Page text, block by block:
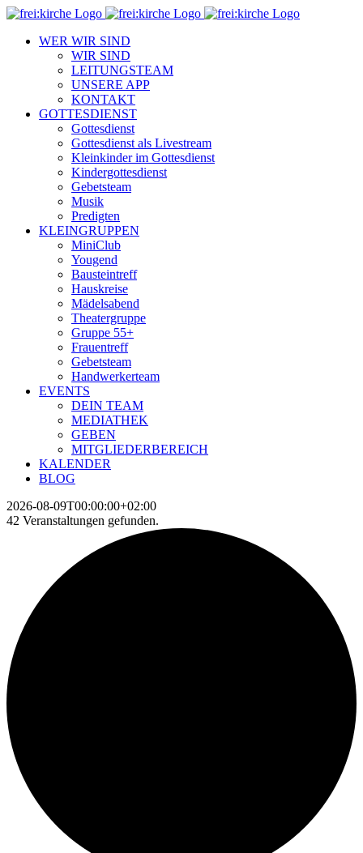
Zum
springenWER WIR SIND
WIR SIND
LEITUNGSTEAM
UNSERE APP
KONTAKT
GOTTESDIENST
Gottesdienst
Gottesdienst als Livestream
Kleinkinder im Gottesdienst
Kindergottesdienst
Gebetsteam
Musik
Predigten
KLEINGRUPPEN
MiniClub
Yougend
Bausteintreff
Hauskreise
Mädelsabend
Theatergruppe
Gruppe 55+
Frauentreff
Gebetsteam
Handwerkerteam
EVENTS
DEIN TEAM
MEDIATHEK
GEBEN
MITGLIEDERBEREICH
KALENDER
BLOG
2026-08-09T00:00:00+02:00
42 Veranstaltungen gefunden.